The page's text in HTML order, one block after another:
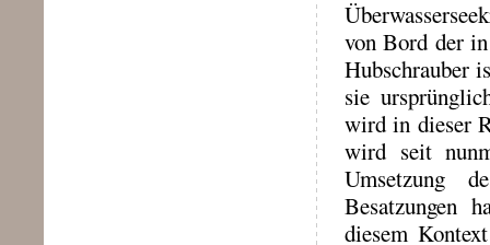
von Bord der
Hubschrauber
sie
wird in dieser
wird seit
Umsetzung
Besatzungen
diesem